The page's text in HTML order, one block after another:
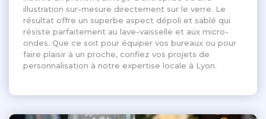
illustration sur-mesure directement sur le verre. Le
résultat offre un superbe aspect dépoli et sablé qui
résiste parfaitement au lave-vaisselle et aux micro-
ondes. Que ce soit pour équiper vos bureaux ou pour
faire plaisir à un proche, confiez vos projets de
personnalisation à notre expertise locale à Lyon.